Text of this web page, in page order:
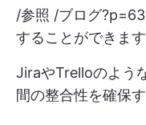
/参照 /ブログ
することができます
JiraやTrelloのよう
間の整合性を確保す